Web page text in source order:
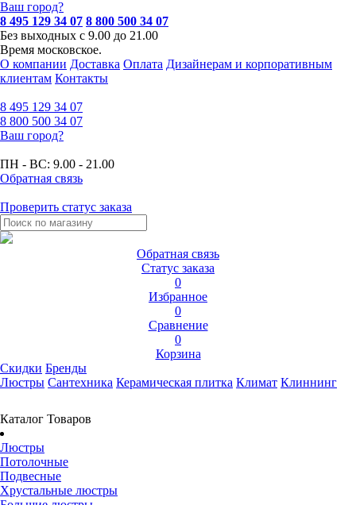
Ваш город?
8 495 129 34 07 8 800 500 34 07
Без выходных с 9.00 до 21.00
Время московское.
О компании Доставка Оплата Дизайнерам и корпоративным
клиентам Контакты
8 495 129 34 07
8 800 500 34 07
Ваш город?
ПН - ВС: 9.00 - 21.00
Обратная связь
Проверить статус заказа
Обратная связь
Статус заказа
0
Избранное
0
Сравнение
0
Корзина
Скидки Бренды
Люстры Сантехника Керамическая плитка Климат Клиннинг
Каталог Товаров
Люстры
Потолочные
Подвесные
Хрустальные люстры